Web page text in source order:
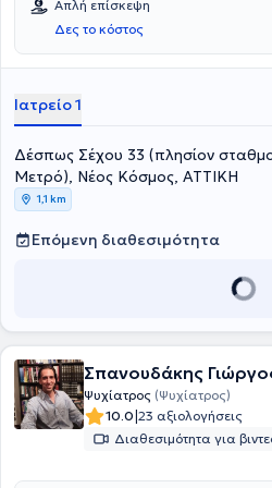
από την Ιατρική Σχολή του
Θεσσαλονίκης. Ειδικεύτηκε στην
Αιγινήτειο νοσοκομείο και στο
Απλή επίσκεψη
Δες το κόστος
Ιατρείο 1
Δέσπως Σέχου 33 (πλησίον
Μετρό), Νέος Κόσμος, ΑΤΤΙΚΗ
1,1 km
Επόμενη διαθεσιμότητα
Σπανουδάκης
Ψυχίατρος (Ψυχίατρος)
10.0|23 αξιολογήσεις
Διαθεσιμότητα για